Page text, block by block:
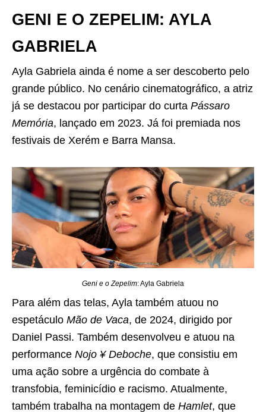
GENI E O ZEPELIM: AYLA
GABRIELA
Ayla Gabriela ainda é nome a ser descoberto pelo
grande público. No cenário cinematográfico, a atriz
já se destacou por participar do curta Pássaro
Memória, lançado em 2023. Já foi premiada nos
festivais de Xerém e Barra Mansa.
Geni e o Zepelim: Ayla Gabriela
Para além das telas, Ayla também atuou no
espetáculo Mão de Vaca, de 2024, dirigido por
Daniel Passi. Também desenvolveu e atuou na
performance Nojo ¥ Deboche, que consistiu em
uma ação sobre a urgência do combate à
transfobia, feminicídio e racismo. Atualmente,
também trabalha na montagem de Hamlet, que